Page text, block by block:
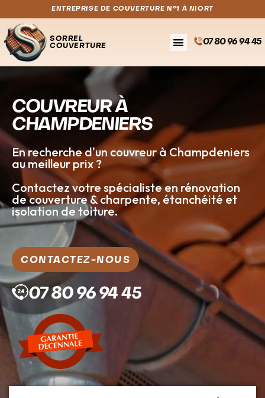
ENTREPRISE DE COUVERTURE N°1 À NIORT
SORREL
COUVERTURE
07 80 96 94 45
COUVREUR À
CHAMPDENIERS
En recherche d'un couvreur à Champdeniers
au meilleur prix ?
Contactez votre spécialiste en rénovation
de couverture & charpente, étanchéité et
isolation de toiture.
CONTACTEZ-NOUS
07 80 96 94 45